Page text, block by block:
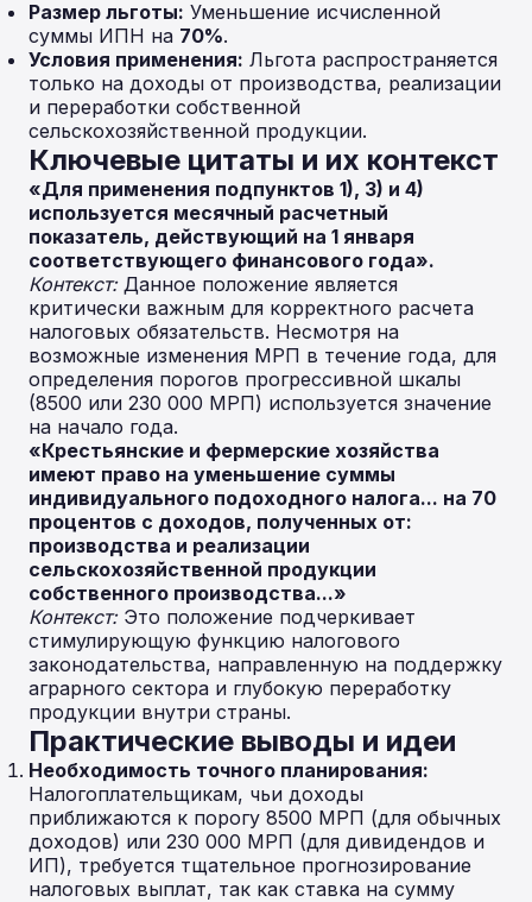
Размер льготы: Уменьшение исчисленной
суммы ИПН на 70%.
Условия применения: Льгота распространяется
только на доходы от производства, реализации
и переработки собственной
сельскохозяйственной продукции.
Ключевые цитаты и их контекст
«Для применения подпунктов 1), 3) и 4)
используется месячный расчетный
показатель, действующий на 1 января
соответствующего финансового года».
Контекст:Данное положение является
критически важным для корректного расчета
налоговых обязательств. Несмотря на
возможные изменения МРП в течение года, для
определения порогов прогрессивной шкалы
(8500 или 230 000 МРП) используется значение
на начало года.
«Крестьянские и фермерские хозяйства
имеют право на уменьшение суммы
индивидуального подоходного налога... на 70
процентов с доходов, полученных от:
производства и реализации
сельскохозяйственной продукции
собственного производства...»
Контекст:Это положение подчеркивает
стимулирующую функцию налогового
законодательства, направленную на поддержку
аграрного сектора и глубокую переработку
продукции внутри страны.
Практические выводы и идеи
Необходимость точного планирования:
Налогоплательщикам, чьи доходы
приближаются к порогу 8500 МРП (для обычных
доходов) или 230 000 МРП (для дивидендов и
ИП), требуется тщательное прогнозирование
налоговых выплат, так как ставка на сумму